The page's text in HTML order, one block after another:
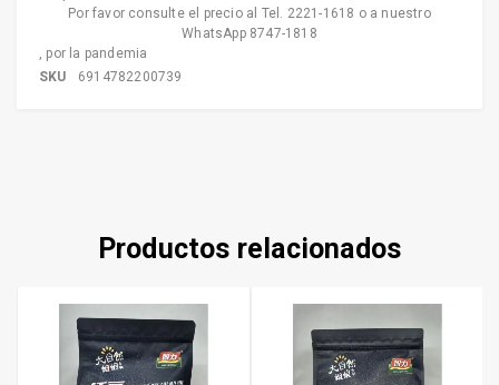
Por favor consulte el precio al Tel. 2221-1618 o a nuestro
WhatsApp 8747-1818
, por la pandemia
SKU
6914782200739
Productos relacionados